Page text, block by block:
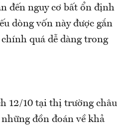
đến nguy cơ bất ổn định
dòng vốn này được gắn
quá dễ dàng trong
12/10 tại thị trường châu
đồn đoán về khả